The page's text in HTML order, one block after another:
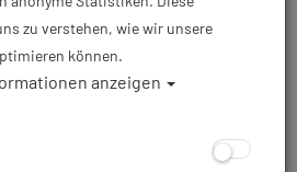
zu verstehen, wie wir unsere
können.
anzeigen